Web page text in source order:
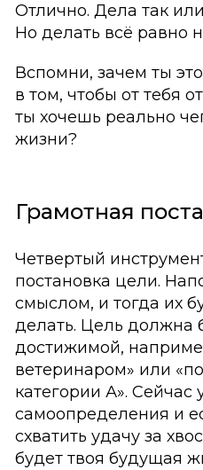
Отлично. Дела так
Но делать всё равно
Вспомни, зачем ты
в том, чтобы от тебя
ты хочешь реально
жизни?
Грамотная
Четвертый
постановка цели.
смыслом, и тогда их
делать. Цель должна
достижимой,
ветеринаром» или
категории А». Сейчас
самоопределения и
схватить удачу за
будет твоя будущая